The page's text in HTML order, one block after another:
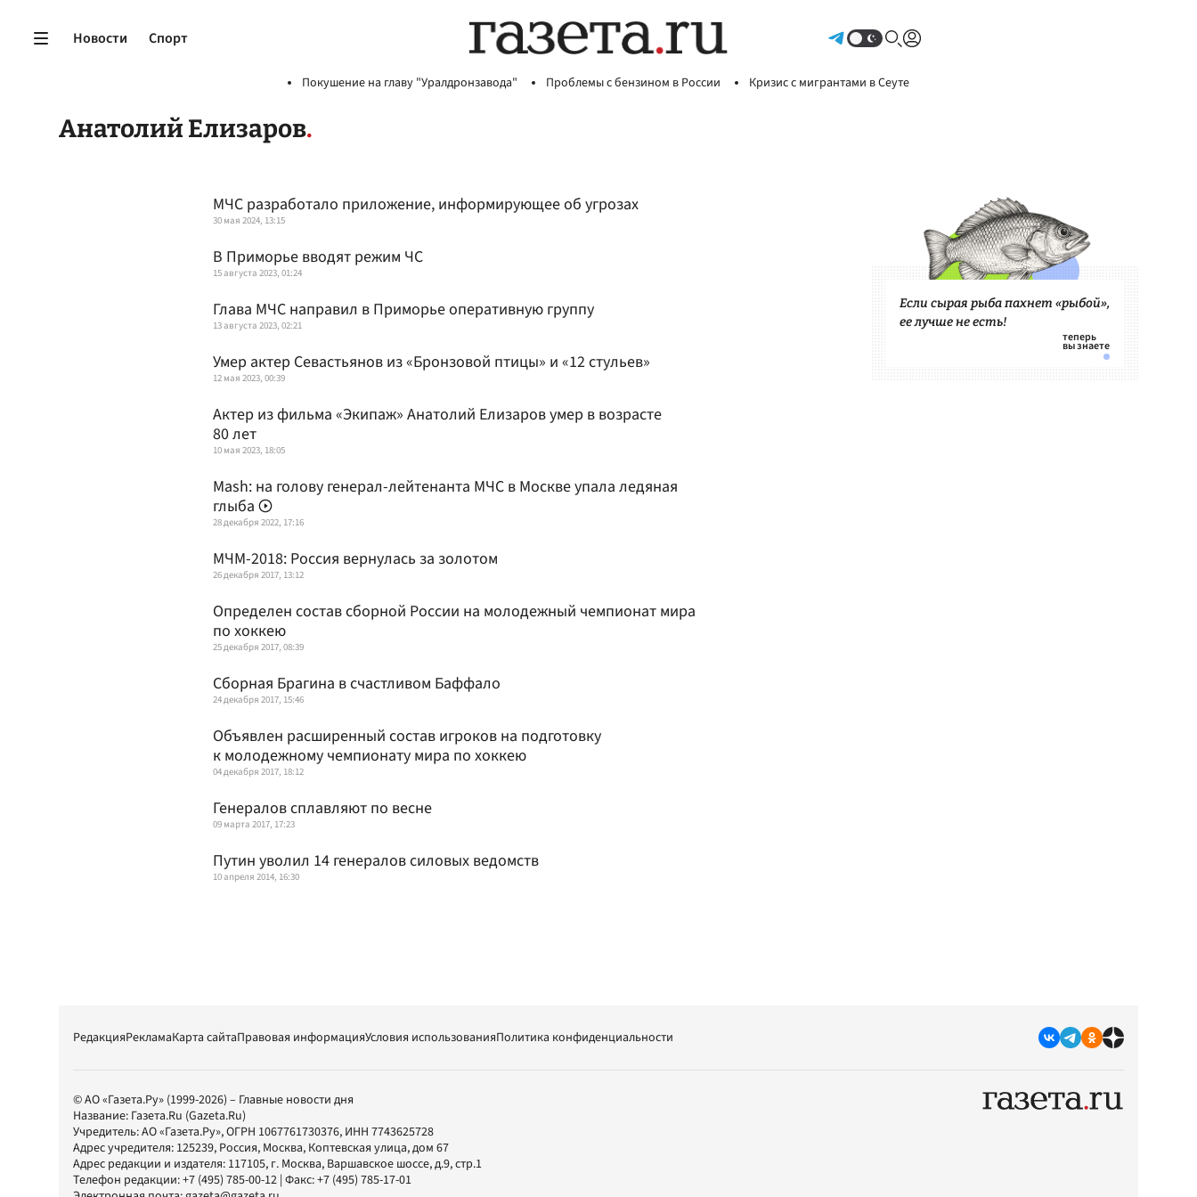
Новости Спорт
Покушение на главу "Уралдронзавода" Проблемы с бензином в России Кризис с мигрантами в Сеуте
Анатолий Елизаров
МЧС разработало приложение, информирующее об угрозах
30 мая 2024, 13:15
В Приморье вводят режим ЧС
15 августа 2023, 01:24
Глава МЧС направил в Приморье оперативную группу
13 августа 2023, 02:21
Умер актер Севастьянов из «Бронзовой птицы» и «12 стульев»
12 мая 2023, 00:39
Актер из фильма «Экипаж» Анатолий Елизаров умер в возрасте
80 лет
10 мая 2023, 18:05
Mash: на голову генерал-лейтенанта МЧС в Москве упала ледяная
глыба
28 декабря 2022, 17:16
МЧМ-2018: Россия вернулась за золотом
26 декабря 2017, 13:12
Определен состав сборной России на молодежный чемпионат мира
по хоккею
25 декабря 2017, 08:39
Сборная Брагина в счастливом Баффало
24 декабря 2017, 15:46
Объявлен расширенный состав игроков на подготовку
к молодежному чемпионату мира по хоккею
04 декабря 2017, 18:12
Генералов сплавляют по весне
09 марта 2017, 17:23
Путин уволил 14 генералов силовых ведомств
10 апреля 2014, 16:30
Если сырая рыба пахнет «рыбой»,
ее лучше не есть!
РедакцияРекламаКарта сайтаПравовая информацияУсловия использованияПолитика конфиденциальности
© АО «Газета.Ру» (1999-2026) – Главные новости дня
Название: Газета.Ru (Gazeta.Ru)
Учредитель:АО «Газета.Ру», ОГРН 1067761730376, ИНН 7743625728
Адрес учредителя: 125239, Россия, Москва, Коптевская улица, дом 67
Адрес редакции и издателя: 117105, г. Москва, Варшавское шоссе, д.9, стр.1
Телефон редакции:+7 (495) 785-00-12 | Факс:+7 (495) 785-17-01